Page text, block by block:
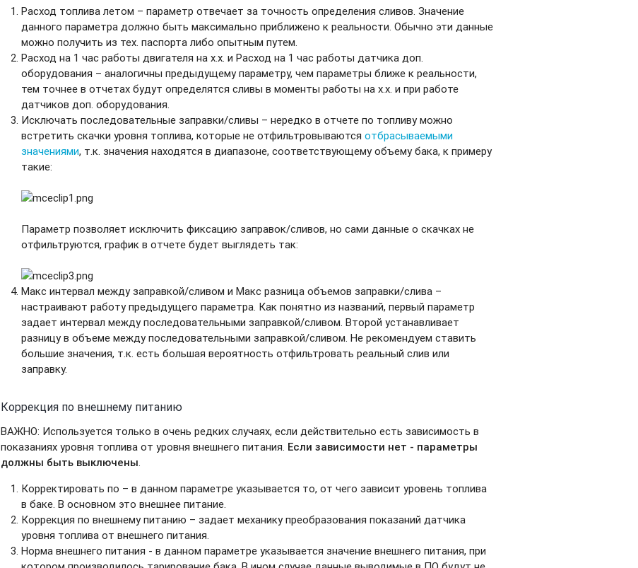
Расход топлива летом – параметр отвечает за точность определения сливов. Значение
данного параметра должно быть максимально приближено к реальности. Обычно эти данные
можно получить из тех. паспорта либо опытным путем.
Расход на 1 час работы двигателя на х.х. иРасход на 1 час работы датчика доп.
оборудования – аналогичны предыдущему параметру, чем параметры ближе к реальности,
тем точнее в отчетах будут определятся сливы в моменты работы на х.х. и при работе
датчиков доп. оборудования.
Исключать последовательные заправки/сливы – нередко в отчете по топливу можно
встретить скачки уровня топлива, которые не отфильтровываютсяотбрасываемыми
значениями, т.к. значения находятся в диапазоне, соответствующему объему бака, к примеру
такие:
Параметр позволяет исключить фиксацию заправок/сливов, но сами данные о скачках не
отфильтруются, график в отчете будет выглядеть так:
Макс интервал между заправкой/сливом иМакс разница объемов заправки/слива –
настраивают работу предыдущего параметра. Как понятно из названий, первый параметр
задает интервал между последовательными заправкой/сливом. Второй устанавливает
разницу в объеме между последовательными заправкой/сливом. Не рекомендуем ставить
большие значения, т.к. есть большая вероятность отфильтровать реальный слив или
заправку.
Коррекция по внешнему питанию
ВАЖНО: Используется только в очень редких случаях, если действительно есть зависимость в
показаниях уровня топлива от уровня внешнего питания. Если зависимости нет - параметры
должны быть выключены.
Корректировать по – в данном параметре указывается то, от чего зависит уровень топлива
в баке. В основном это внешнее питание.
Коррекция по внешнему питанию – задает механику преобразования показаний датчика
уровня топлива от внешнего питания.
Норма внешнего питания - в данном параметре указывается значение внешнего питания, при